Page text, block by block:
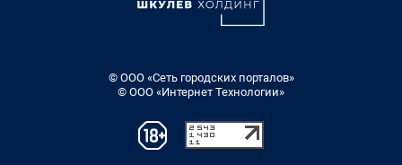
© ООО «Сеть городских порталов»
© ООО «Интернет Технологии»